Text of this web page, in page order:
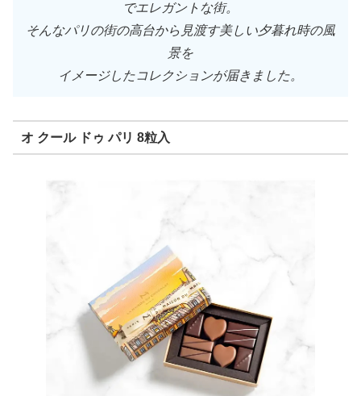
でエレガントな街。
そんなパリの街の高台から見渡す美しい夕暮れ時の風
景を
イメージしたコレクションが届きました。
オ クール ドゥ パリ 8粒入